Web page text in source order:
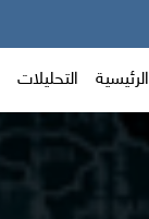
الرئيسية التحليلات